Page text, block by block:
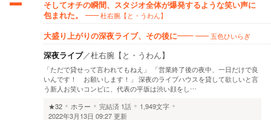
そしてオチの瞬間、スタジオ全体が爆発するような笑い声に
包まれた。
杜右腕【と・うわん】
大盛り上がりの深夜ライブ、その後に―― 五色ひいらぎ
深夜ライブ／杜右腕【と・うわん】
「ただで貸せって言われてもねえ」 「営業終了後の夜中、一日だけで良
いんです！ お願いします！」 深夜のライブハウスを貸して欲しいと言
う新人お笑いコンビに、代表の平坂は渋い顔をし…
★32
ホラー 完結済 1話
1,949文字
2022年3月13日 09:27 更新